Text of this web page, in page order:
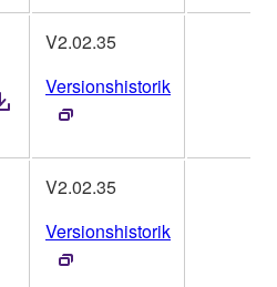
V2.02.35
Versionshistorik
V2.02.35
Versionshistorik